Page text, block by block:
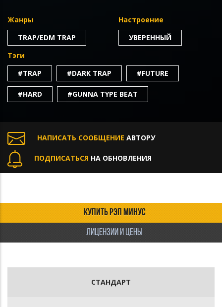
Жанры
TRAP/EDM TRAP
Настроение
УВЕРЕННЫЙ
Тэги
#TRAP
#DARK TRAP #FUTURE
#HARD #GUNNA TYPE BEAT
НАПИСАТЬ СООБЩЕНИЕ АВТОРУ
ПОДПИСАТЬСЯ НА ОБНОВЛЕНИЯ
КУПИТЬ РЭП МИНУС
ЛИЦЕНЗИИ И ЦЕНЫ
СТАНДАРТ